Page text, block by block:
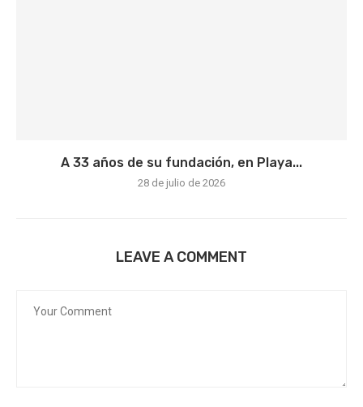
A 33 años de su fundación, en Playa...
28 de julio de 2026
LEAVE A COMMENT